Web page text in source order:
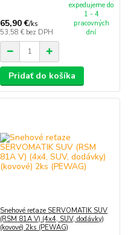
65,90 €/ks
53,58 € bez DPH
expedujeme do
1 - 4
pracovných
dní
Pridať do košíka
Snehové reťaze SERVOMATIK SUV
(RSM 81A V) (4x4, SUV, dodávky)
(kovové) 2ks (PEWAG)